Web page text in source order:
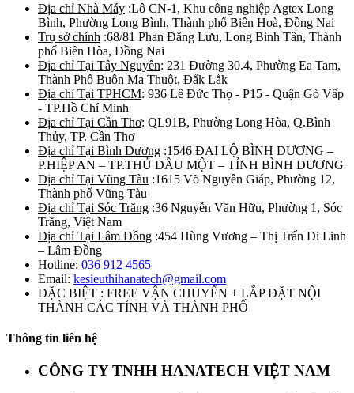
Địa chỉ Nhà Máy :Lô CN-1, Khu công nghiệp Agtex Long
Bình, Phường Long Bình, Thành phố Biên Hoà, Đồng Nai
Trụ sở chính :68/81 Phan Đăng Lưu, Long Bình Tân, Thành
phố Biên Hòa, Đồng Nai
Địa chỉ Tại Tây Nguyên: 231 Đường 30.4, Phường Ea Tam,
Thành Phố Buôn Ma Thuột, Đắk Lắk
Địa chỉ Tại TPHCM: 936 Lê Đức Thọ - P15 - Quận Gò Vấp
- TP.Hồ Chí Minh
Địa chỉ Tại Cần Thơ: QL91B, Phường Long Hòa, Q.Bình
Thủy, TP. Cần Thơ
Địa chỉ Tại Bình Dương :1546 ĐẠI LỘ BÌNH DƯƠNG –
P.HIỆP AN – TP.THỦ DẦU MỘT – TỈNH BÌNH DƯƠNG
Địa chỉ Tại Vũng Tàu :1615 Võ Nguyên Giáp, Phường 12,
Thành phố Vũng Tàu
Địa chỉ Tại Sóc Trăng :36 Nguyễn Văn Hữu, Phường 1, Sóc
Trăng, Việt Nam
Địa chỉ Tại Lâm Đồng :454 Hùng Vương – Thị Trấn Di Linh
– Lâm Đồng
Hotline: 036 912 4565
Email: kesieuthihanatech@gmail.com
ĐẶC BIỆT : FREE VẬN CHUYỂN + LẮP ĐẶT NỘI
THÀNH CÁC TỈNH VÀ THÀNH PHỐ
Thông tin liên hệ
CÔNG TY TNHH HANATECH VIỆT NAM